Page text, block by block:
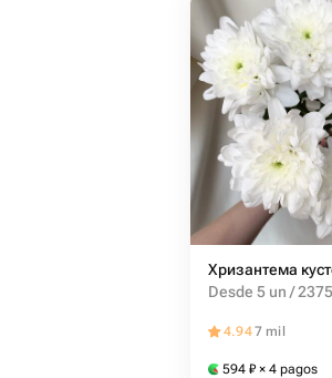
Хризантема
Desde 5 un /
4.947 mil
594 ₽ × 4 pagos